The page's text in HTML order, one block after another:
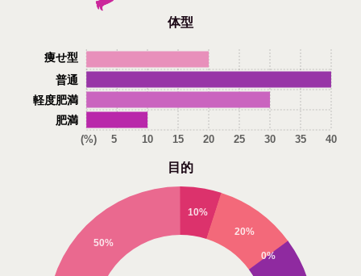
体型
肥満
軽度肥満
普通
痩せ型
(%) 5 10 15 20 25 30 35 40
目的
50%
10%
20%
0%